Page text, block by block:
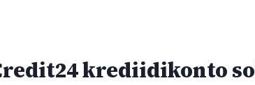
krediidikonto